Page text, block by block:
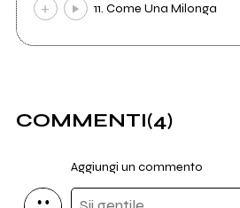
11. Come Una Milonga
COMMENTI(4)
Aggiungi un commento